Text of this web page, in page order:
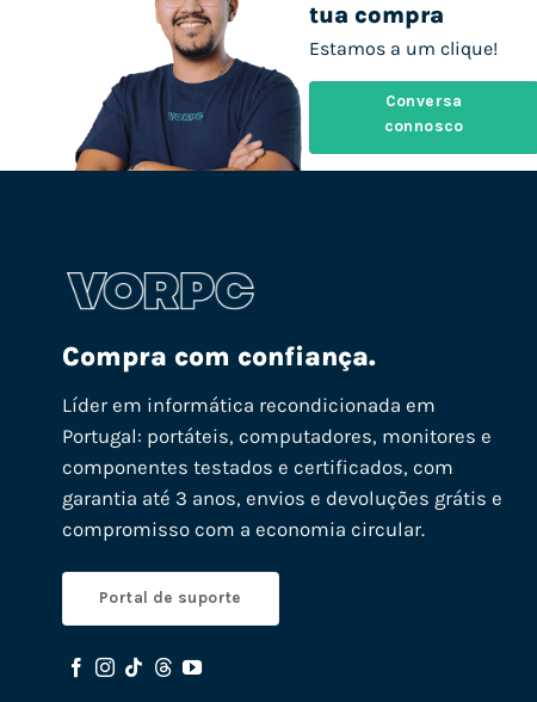
tua compra
Estamos a um clique!
Conversa
connosco
Compra com confiança.
Líder em informática recondicionada em
Portugal: portáteis, computadores, monitores e
componentes testados e certificados, com
garantia até 3 anos, envios e devoluções grátis e
compromisso com a economia circular.
Portal de suporte